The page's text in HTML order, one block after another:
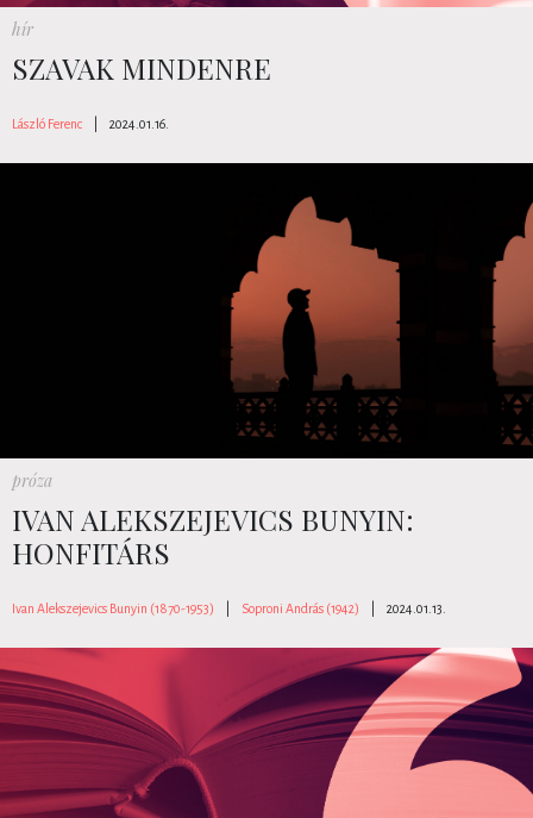
hír
SZAVAK MINDENRE
László Ferenc 2024.01.16.
próza
IVAN ALEKSZEJEVICS BUNYIN:
HONFITÁRS
Ivan Alekszejevics Bunyin (1870-1953) Soproni András (1942) 2024.01.13.